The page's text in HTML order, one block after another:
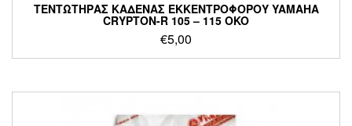
ΤΕΝΤΩΤΗΡΑΣ ΚΑΔΕΝΑΣ ΕΚΚΕΝΤΡΟΦΟΡΟΥ YAMAHA
CRYPTON-R 105 – 115 OKO
€5,00